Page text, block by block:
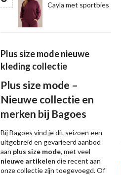
Cayla met sportbies
Plus size mode nieuwe
kleding collectie
Plus size mode –
Nieuwe collectie en
merken bij Bagoes
Bij Bagoes vind je dit seizoen een
uitgebreid en gevarieerd aanbod
aan plus size mode, met veel
nieuwe artikelen die recent aan
onze collectie zijn toegevoegd. Of